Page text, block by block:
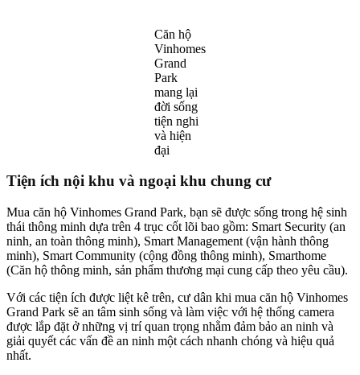
Căn hộ
Vinhomes
Grand
Park
mang lại
đời sống
tiện nghi
và hiện
đại
Tiện ích nội khu và ngoại khu chung cư
Mua căn hộ Vinhomes Grand Park, bạn sẽ được sống trong hệ sinh
thái thông minh dựa trên 4 trục cốt lõi bao gồm: Smart Security (an
ninh, an toàn thông minh), Smart Management (vận hành thông
minh), Smart Community (cộng đồng thông minh), Smarthome
(Căn hộ thông minh, sản phẩm thương mại cung cấp theo yêu cầu).
Với các tiện ích được liệt kê trên, cư dân khi mua căn hộ Vinhomes
Grand Park sẽ an tâm sinh sống và làm việc với hệ thống camera
được lắp đặt ở những vị trí quan trọng nhằm đảm bảo an ninh và
giải quyết các vấn đề an ninh một cách nhanh chóng và hiệu quả
nhất.